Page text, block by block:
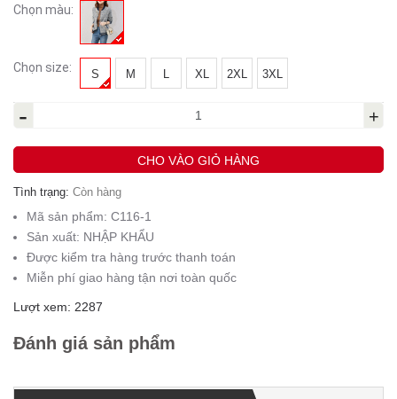
Chọn màu:
Chọn size: S M L XL 2XL 3XL
- +
CHO VÀO GIỎ HÀNG
Tình trạng: Còn hàng
Mã sản phẩm: C116-1
Sản xuất: NHẬP KHẨU
Được kiểm tra hàng trước thanh toán
Miễn phí giao hàng tận nơi toàn quốc
Lượt xem: 2287
Đánh giá sản phẩm